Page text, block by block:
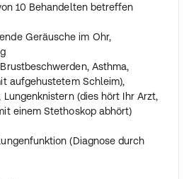
oder wenn Sie
verschluckt haben, fragen Sie
vergessen haben
haben, eine Dosis
Ihr Kind Ihre vergessene Dosis
Kind sich daran erinnern.
2 Dosen innerhalb von 12
die Behandlung gemäß den
10 Behandelten betreffen
Geräusche im Ohr,
Asthma,
aufgehustetem Schleim),
(dies hört Ihr Arzt,
einem Stethoskop abhört)
(Diagnose durch